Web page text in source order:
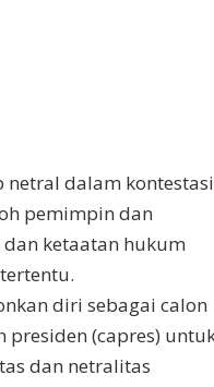
netral dalam kontestasi
pemimpin dan
ketaatan hukum
diri sebagai calon
(capres)
dan netralitas